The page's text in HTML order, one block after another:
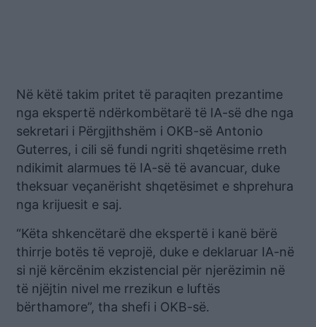
Në këtë takim pritet të paraqiten prezantime
nga ekspertë ndërkombëtarë të IA-së dhe nga
sekretari i Përgjithshëm i OKB-së Antonio
Guterres, i cili së fundi ngriti shqetësime rreth
ndikimit alarmues të IA-së të avancuar, duke
theksuar veçanërisht shqetësimet e shprehura
nga krijuesit e saj.
“Këta shkencëtarë dhe ekspertë i kanë bërë
thirrje botës të veprojë, duke e deklaruar IA-në
si një kërcënim ekzistencial për njerëzimin në
të njëjtin nivel me rrezikun e luftës
bërthamore”, tha shefi i OKB-së.